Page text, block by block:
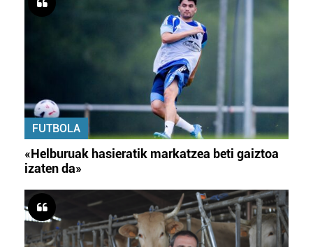
FUTBOLA
«Helburuak hasieratik markatzea beti gaiztoa
izaten da»